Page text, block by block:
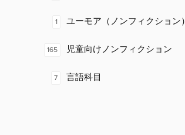
1 ユーモア（ノンフィクション）
165 児童向けノンフィクション
7 言語科目